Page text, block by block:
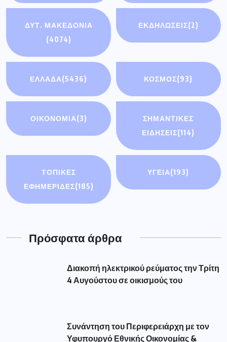
ΔΥΤ. ΜΑΚΕΔΟΝΙΑ
(4074)
ΕΚΔΗΛΩΣΕΙΣ(2)
ΕΛΛΑΔΑ(5436) ΚΟΣΜΟΣ(93)
ΟΙΚΟΝΟΜΊΑ(3)
ΣΗΜΑΝΤΙΚΈΣ
ΕΙΔΉΣΕΙΣ(114)
ΤΟΠΙΚΕΣ
ΕΦΗΜΕΡΙΔΕΣ(185)
ΥΓΕΙΑ(193)
Πρόσφατα άρθρα
Διακοπή ηλεκτρικού ρεύματος την Τρίτη
4 Αυγούστου σε οικισμούς του
Συνάντηση του Περιφερειάρχη με τον
Υφυπουργό Εθνικής Οικονομίας &